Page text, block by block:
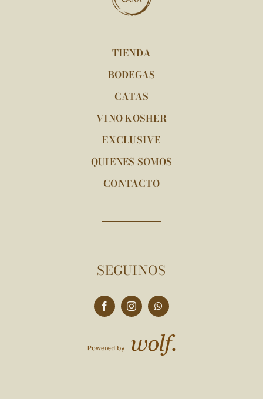
TIENDA
BODEGAS
CATAS
VINO KOSHER
EXCLUSIVE
QUIENES SOMOS
CONTACTO
SEGUINOS